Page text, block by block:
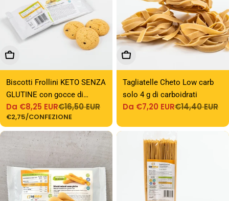
Scegli Le Opzioni
Biscotti Frollini KETO SENZA
GLUTINE con gocce di
cioccolato 0% zuccheri
Prezzo
di
vendita
Da €8,25 EUR
Prezzo
normale
€16,50 EUR
PREZZO
€2,75/PER
CONFEZIONE
Scegli Le Opzioni
Tagliatelle Cheto Low carb
solo 4 g di carboidrati
Prezzo
Da €7,20 EUR
Prezzo
€14,40 EUR